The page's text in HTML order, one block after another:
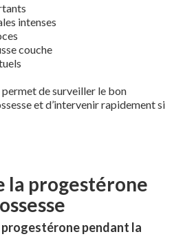
intenses
couche
de surveiller le bon
et d’intervenir rapidement si
la progestérone
pendant la